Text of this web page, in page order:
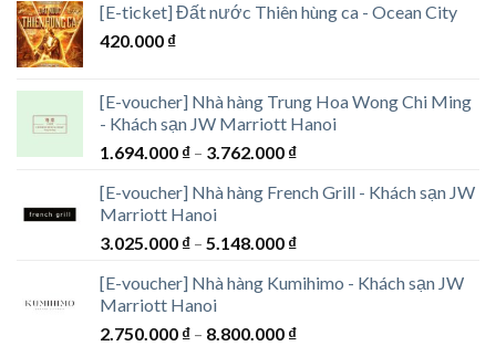
[E-ticket] Đất nước Thiên hùng ca - Ocean City
420.000 ₫
[E-voucher] Nhà hàng Trung Hoa Wong Chi Ming
- Khách sạn JW Marriott Hanoi
1.694.000 ₫ – 3.762.000 ₫Khoảng
từ
đến
[E-voucher] Nhà hàng French Grill - Khách sạn JW
Marriott Hanoi
3.025.000 ₫ – 5.148.000 ₫Khoảng
từ
đến
[E-voucher] Nhà hàng Kumihimo - Khách sạn JW
Marriott Hanoi
2.750.000 ₫ – 8.800.000 ₫Khoảng